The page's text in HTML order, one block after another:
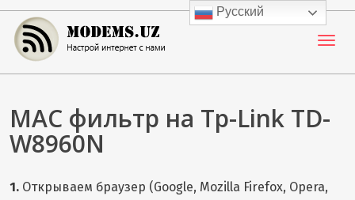
content
Настрой Интернет с нами
MAC фильтр на Tp-Link TD-
W8960N
1. Открываем браузер (Google, Mozilla Firefox, Opera,
Русский